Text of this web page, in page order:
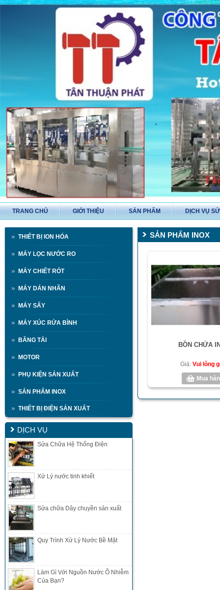
TRANG CHỦ GIỚI THIỆU SẢN PHẨM DỊCH VỤ
THIẾT BỊ ION HÓA
MÁY LỌC NƯỚC RO
MÁY CHIẾT RÓT
MÁY DÁN NHÃN
MÁY SẤY
MÁY XÚC RỬA BÌNH
BĂNG TẢI
MOTOR
PHỤ KIỆN SẢN XUẤT
SẢN PHẨM INOX
THIẾT BỊ ĐIỆN SẢN XUẤT
DỊCH VỤ
Sửa Chữa Hệ Thống Điện
Xử Lý nước tinh khiết
Sửa chữa Dây chuyền sản xuất
Quy Trình Xử Lý Nước Bề Mặt
Làm Gì Với Nguồn Nước Ô Nhiễm
Của Bạn?
SẢN PHẨM INOX
BỒN CHỨA
Giá: Vui lòng
Mua